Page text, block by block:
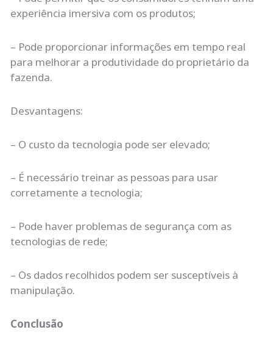
experiência imersiva com os produtos;
– Pode proporcionar informações em tempo real
para melhorar a produtividade do proprietário da
fazenda.
Desvantagens:
– O custo da tecnologia pode ser elevado;
– É necessário treinar as pessoas para usar
corretamente a tecnologia;
– Pode haver problemas de segurança com as
tecnologias de rede;
– Os dados recolhidos podem ser susceptíveis à
manipulação.
Conclusão